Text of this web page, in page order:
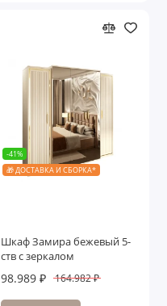
-41%
🎁 ДОСТАВКА И СБОРКА*
Шкаф Замира бежевый 5-
ств с зеркалом
98.989 ₽ 164.982 ₽